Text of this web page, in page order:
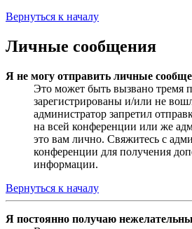
Вернуться к началу
Личные сообщения
Я не могу отправить личные
Это может быть вызвано тремя
зарегистрированы и/или не
администратор запретил
на всей конференции или же
это вам лично. Свяжитесь с
конференции для получения
информации.
Вернуться к началу
Я постоянно получаю